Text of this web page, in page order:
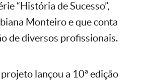
“História de Sucesso”,
Monteiro e que conta
de diversos profissionais.
lançou a 10ª edição